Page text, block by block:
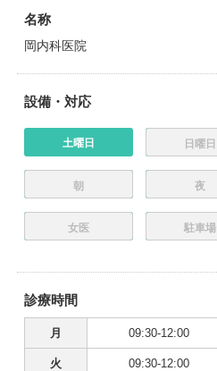
名称
岡内科医院
設備・対応
土曜日 日曜日
朝 夜
女医 駐車場
診療時間
月 09:30-12:00
火 09:30-12:00